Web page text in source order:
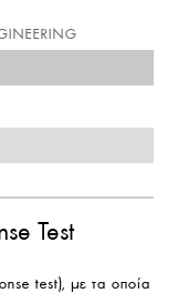
Test
test), με τα οποία